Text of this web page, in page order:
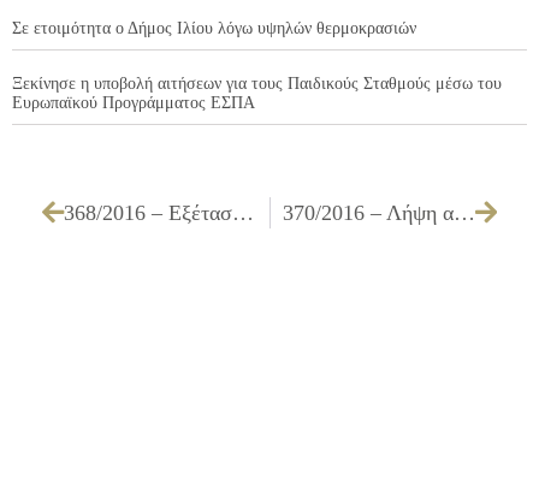
Σε ετοιμότητα ο Δήμος Ιλίου λόγω υψηλών θερμοκρασιών
Ξεκίνησε η υποβολή αιτήσεων για τους Παιδικούς Σταθμούς μέσω του
Ευρωπαϊκού Προγράμματος ΕΣΠΑ
368/2016 – Εξέταση ένστασης κατά της υπ’ αριθμ. 314/2016 Α.Δ.Σ. 370/2016 – Λήψη απόφασης για την απένταξη δαπανών από την κατανομή των πιστώσεων της ΣΑΤΑ